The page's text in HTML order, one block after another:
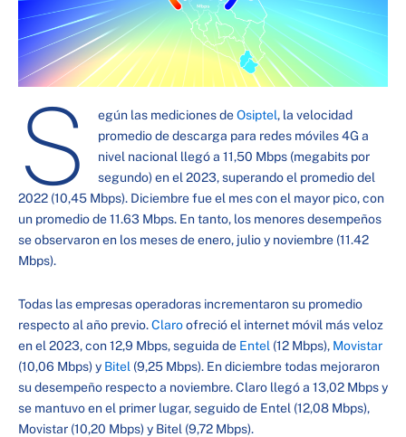
S egún las mediciones deOsiptel, la velocidad
promedio de descarga para redes móviles 4G a
nivel nacional llegó a 11,50 Mbps (megabits por
segundo) en el 2023, superando el promedio del
2022 (10,45 Mbps). Diciembre fue el mes con el mayor pico, con
un promedio de 11.63 Mbps. En tanto, los menores desempeños
se observaron en los meses de enero, julio y noviembre (11.42
Mbps).
Todas las empresas operadoras incrementaron su promedio
respecto al año previo.Claroofreció el internet móvil más veloz
en el 2023, con 12,9 Mbps, seguida de Entel (12 Mbps), Movistar
(10,06 Mbps) y Bitel (9,25 Mbps). En diciembre todas mejoraron
su desempeño respecto a noviembre. Claro llegó a 13,02 Mbps y
se mantuvo en el primer lugar, seguido de Entel (12,08 Mbps),
Movistar (10,20 Mbps) y Bitel (9,72 Mbps).